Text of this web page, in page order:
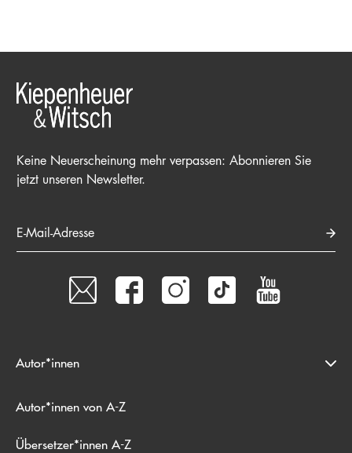
Keine Neuerscheinung mehr verpassen: Abonnieren Sie
jetzt unseren Newsletter.
E-Mail-Adresse
Autor*innen
Autor*innen von A-Z
Übersetzer*innen A-Z